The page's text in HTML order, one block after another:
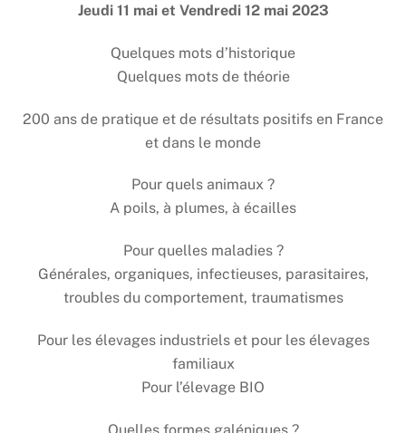
Jeudi 11 mai et Vendredi 12 mai 2023
Quelques mots d’historique
Quelques mots de théorie
200 ans de pratique et de résultats positifs en France
et dans le monde
Pour quels animaux ?
A poils, à plumes, à écailles
Pour quelles maladies ?
Générales, organiques, infectieuses, parasitaires,
troubles du comportement, traumatismes
Pour les élevages industriels et pour les élevages
familiaux
Pour l’élevage BIO
Quelles formes galéniques ?